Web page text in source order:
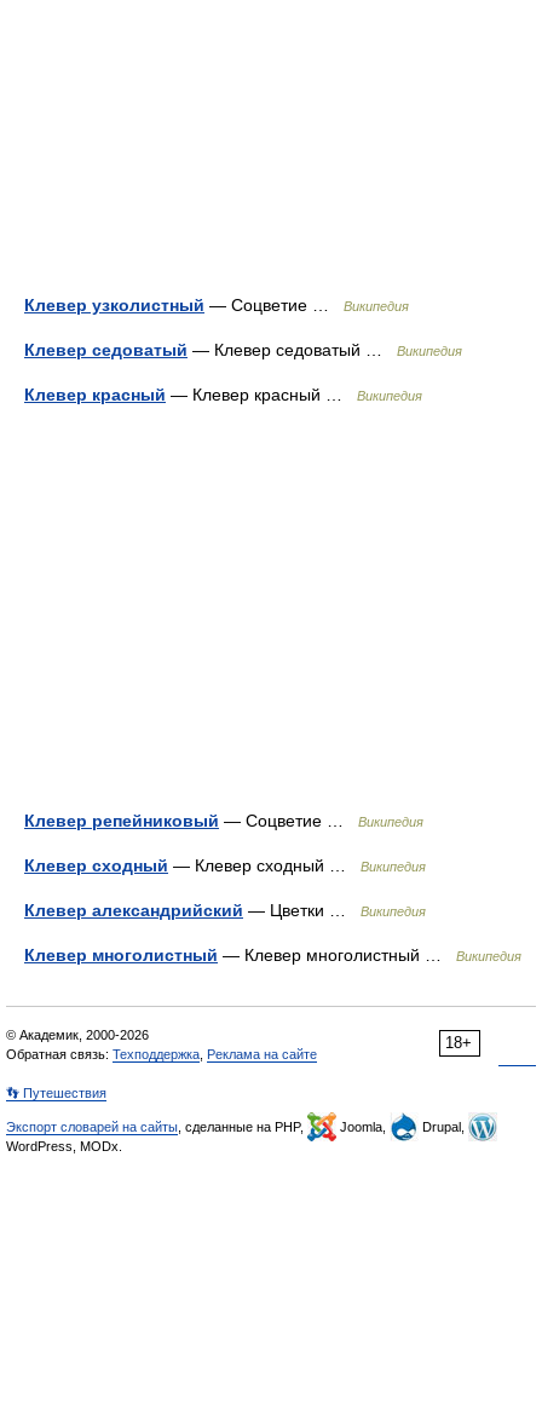
Клевер узколистный — Соцветие … Википедия
Клевер седоватый — Клевер седоватый … Википедия
Клевер красный — Клевер красный … Википедия
Клевер репейниковый — Соцветие … Википедия
Клевер сходный — Клевер сходный … Википедия
Клевер александрийский — Цветки … Википедия
Клевер многолистный — Клевер многолистный … Википедия
18+
© Академик, 2000-2026
Обратная связь: Техподдержка Реклама на сайте
👣 Путешествия
Экспорт словарей на сайты , сделанные на PHP, Joomla,
Drupal,
WordPress, MODx.